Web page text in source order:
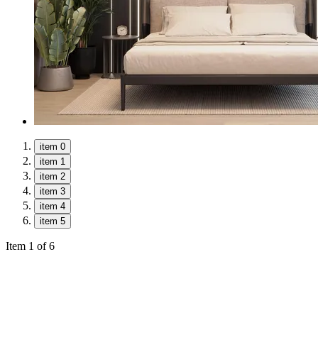
item 0
item 1
item 2
item 3
item 4
item 5
Item 1 of 6